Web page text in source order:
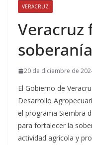
VERACRUZ
Veracruz
20 de diciembre de
El Gobierno de
Desarrollo
el programa Siembra
para fortalecer la
actividad agrícola y